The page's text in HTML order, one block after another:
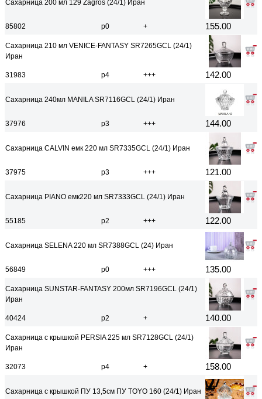
Сахарница 200 мл 129 Zagros (24/1) Иран
85802 р0 + 155.00
Сахарница 210 мл VENICE-FANTASY SR7265GCL (24/1)
Иран
31983 р4 +++ 142.00
Сахарница 240мл MANILA SR7116GCL (24/1) Иран
37976 р3 +++ 144.00
Сахарница CALVIN емк 220 мл SR7335GCL (24/1) Иран
37975 р3 +++ 121.00
Сахарница PIANO емк220 мл SR7333GCL (24/1) Иран
55185 р2 +++ 122.00
Сахарница SELENA 220 мл SR7388GCL (24) Иран
56849 р0 +++ 135.00
Сахарница SUNSTAR-FANTASY 200мл SR7196GCL (24/1)
Иран
40424 р2 + 140.00
Сахарница с крышкой PERSIA 225 мл SR7128GCL (24/1)
Иран
32073 р4 + 158.00
Сахарница с крышкой ПУ 13,5см ПУ TOYO 160 (24/1) Иран